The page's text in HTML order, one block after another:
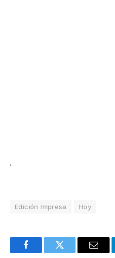
.
Edición Impresa Hoy
FacebookTwitter Email